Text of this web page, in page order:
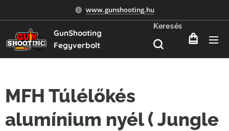
www.gunshooting.hu
GunShooting
Fegyverbolt
Keresés
MFH Túlélőkés
alumínium nyél ( Jungle